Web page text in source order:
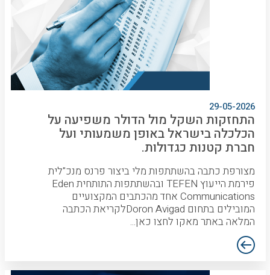
29-05-2026
התחזקות השקל מול הדולר משפיעה על
הכלכלה בישראל באופן משמעותי ועל
חברת קטנות כגדולות.
מצורפת כתבה בהשתתפות מלי ביצור פרנס מנכ"לית
פירמת הייעוץ TEFEN ובהשתתפות התותחית Eden
Communications אחד מהכתבים המקצועיים
המובילים בתחום Doron Avigadלקריאת הכתבה
המלאה באתר מאקו לחצו כאן...